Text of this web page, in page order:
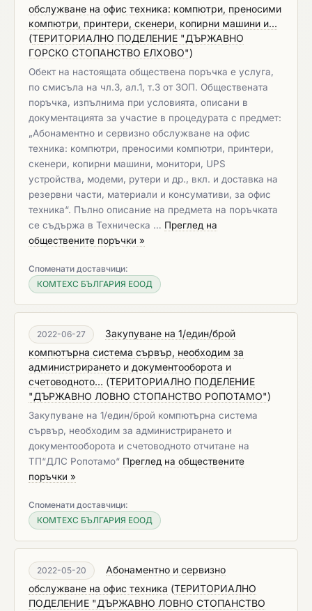
обслужване на офис техника: компютри, преносими
компютри, принтери, скенери, копирни машини и...
(ТЕРИТОРИАЛНО ПОДЕЛЕНИЕ "ДЪРЖАВНО
ГОРСКО СТОПАНСТВО ЕЛХОВО")
Обект на настоящата обществена поръчка е услуга,
по смисъла на чл.3, ал.1, т.3 от ЗОП. Обществената
поръчка, изпълнима при условията, описани в
документацията за участие в процедурата с предмет:
„Абонаментно и сервизно обслужване на офис
техника: компютри, преносими компютри, принтери,
скенери, копирни машини, монитори, UPS
устройства, модеми, рутери и др., вкл. и доставка на
резервни части, материали и консумативи, за офис
техника“. Пълно описание на предмета на поръчката
се съдържа в Техническа … Преглед на
обществените поръчки »
Споменати доставчици:
КОМТЕХС БЪЛГАРИЯ ЕООД
2022-06-27
Закупуване на 1/един/брой
компютърна система сървър, необходим за
администрирането и документооборота и
счетоводното... (ТЕРИТОРИАЛНО ПОДЕЛЕНИЕ
"ДЪРЖАВНО ЛОВНО СТОПАНСТВО РОПОТАМО")
Закупуване на 1/един/брой компютърна система
сървър, необходим за администрирането и
документооборота и счетоводното отчитане на
ТП“ДЛС Ропотамо“ Преглед на обществените
поръчки »
Споменати доставчици:
КОМТЕХС БЪЛГАРИЯ ЕООД
2022-05-20
Абонаментно и сервизно
обслужване на офис техника (ТЕРИТОРИАЛНО
ПОДЕЛЕНИЕ "ДЪРЖАВНО ЛОВНО СТОПАНСТВО